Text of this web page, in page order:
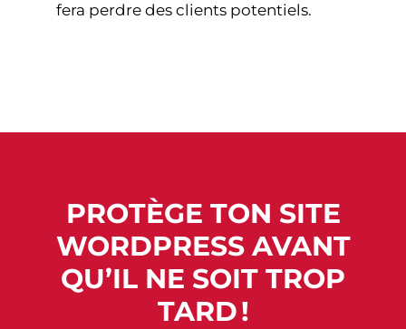
fera perdre des clients potentiels.
PROTÈGE TON SITE
WORDPRESS AVANT
QU’IL NE SOIT TROP
TARD !